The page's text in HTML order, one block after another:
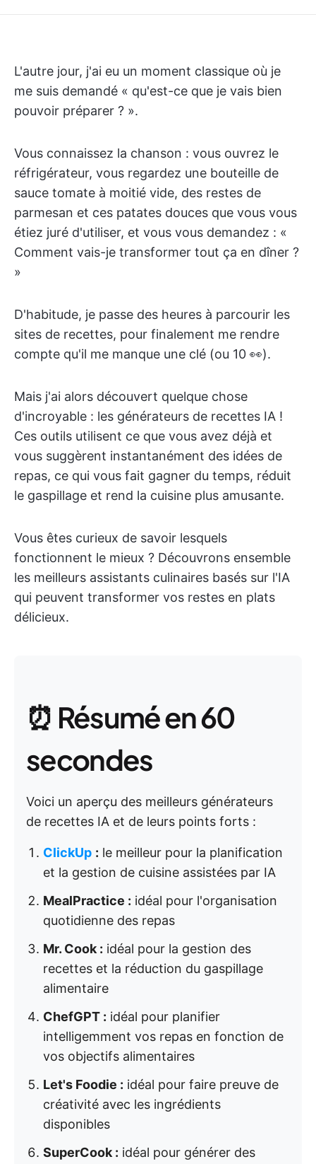
L'autre jour, j'ai eu un moment classique où je
me suis demandé « qu'est-ce que je vais bien
pouvoir préparer ? ».
Vous connaissez la chanson : vous ouvrez le
réfrigérateur, vous regardez une bouteille de
sauce tomate à moitié vide, des restes de
parmesan et ces patates douces que vous vous
étiez juré d'utiliser, et vous vous demandez : «
Comment vais-je transformer tout ça en dîner ?
»
D'habitude, je passe des heures à parcourir les
sites de recettes, pour finalement me rendre
compte qu'il me manque une clé (ou 10 👀).
Mais j'ai alors découvert quelque chose
d'incroyable : les générateurs de recettes IA !
Ces outils utilisent ce que vous avez déjà et
vous suggèrent instantanément des idées de
repas, ce qui vous fait gagner du temps, réduit
le gaspillage et rend la cuisine plus amusante.
Vous êtes curieux de savoir lesquels
fonctionnent le mieux ? Découvrons ensemble
les meilleurs assistants culinaires basés sur l'IA
qui peuvent transformer vos restes en plats
délicieux.
⏰ Résumé en 60
secondes
Voici un aperçu des meilleurs générateurs
de recettes IA et de leurs points forts :
ClickUp : le meilleur pour la planification
et la gestion de cuisine assistées par IA
MealPractice : idéal pour l'organisation
quotidienne des repas
Mr. Cook : idéal pour la gestion des
recettes et la réduction du gaspillage
alimentaire
ChefGPT : idéal pour planifier
intelligemment vos repas en fonction de
vos objectifs alimentaires
Let's Foodie : idéal pour faire preuve de
créativité avec les ingrédients
disponibles
SuperCook : idéal pour générer des